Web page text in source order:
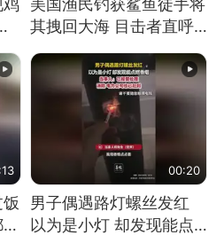
鸡
美国渔民钓获鲨鱼徒手将
其拽回大海 目击者直呼
消息）
00:20
男子偶遇路灯螺丝发红
以为是小灯 却发现能点